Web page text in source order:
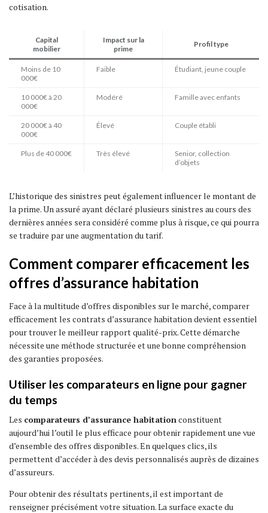
cotisation.
Capital
mobilier
Impact sur la
prime
Profil type
Moins de 10
000€
Faible Étudiant, jeune couple
10 000€ à 20
000€
Modéré Famille avec enfants
20 000€ à 40
000€
Élevé Couple établi
Plus de 40 000€ Très élevé
Senior, collection
d’objets
L’historique des sinistres peut également influencer le montant de
la prime. Un assuré ayant déclaré plusieurs sinistres au cours des
dernières années sera considéré comme plus à risque, ce qui pourra
se traduire par une augmentation du tarif.
Comment comparer efficacement les
offres d’assurance habitation
Face à la multitude d’offres disponibles sur le marché, comparer
efficacement les contrats d’assurance habitation devient essentiel
pour trouver le meilleur rapport qualité-prix. Cette démarche
nécessite une méthode structurée et une bonne compréhension
des garanties proposées.
Utiliser les comparateurs en ligne pour gagner
du temps
Les comparateurs d’assurance habitationconstituent
aujourd’hui l’outil le plus efficace pour obtenir rapidement une vue
d’ensemble des offres disponibles. En quelques clics, ils
permettent d’accéder à des devis personnalisés auprès de dizaines
d’assureurs.
Pour obtenir des résultats pertinents, il est important de
renseigner précisément votre situation. La surface exacte du